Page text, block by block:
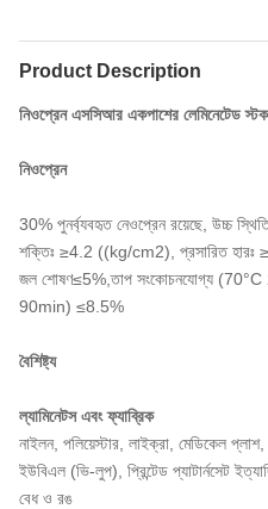
Product Description
নিওপ্রেন এসসিআর একপাশের লেমিনেটেড
নিওপ্রেন
30% পুনর্ব্যবহৃত নেওপ্রেন রয়েছে, উচ্চ
শক্তিঃ ≥4.2 ((kg/cm2), প্রসারিত
জল শোষণ≤5%,তাপ সংকোচনযোগ্য
90min) ≤8.5%
বৈশিষ্ট্য
ল্যামিনেটস এবং ফ্যাব্রিক
নাইলন, পলিয়েস্টার, লাইক্রা, মেডিকেল প্লাশ,
ইউবিএল (ভি-লুপ), প্রিন্টেড প্যাটার্নসেট
বেধ ও রঙ